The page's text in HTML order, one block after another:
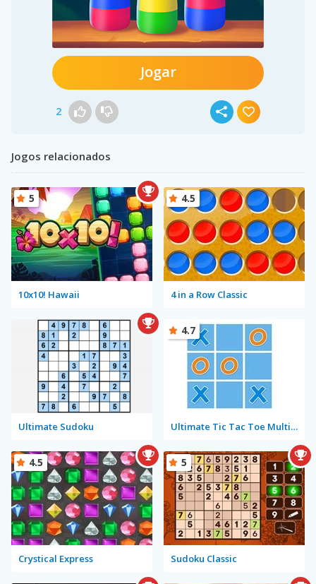
Jogar
2
Jogos relacionados
10x10! Hawaii
5
4 in a Row Classic
4.5
Ultimate Sudoku Ultimate Tic Tac Toe Multiplayer
4.7
Crystical Express
4.5
Sudoku Classic
5